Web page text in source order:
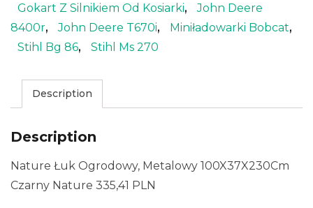
Gokart Z Silnikiem Od Kosiarki,
John Deere
8400r, John Deere T670i, Miniładowarki Bobcat,
Stihl Bg 86, Stihl Ms 270
Description
Description
Nature Łuk Ogrodowy, Metalowy 100X37X230Cm
Czarny Nature 335,41 PLN